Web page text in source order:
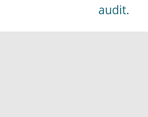
audit.